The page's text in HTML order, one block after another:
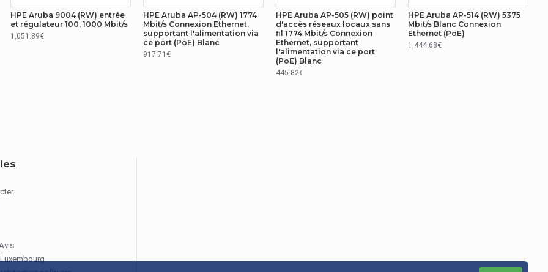
HPE Aruba 9004 (RW) entrée
et régulateur 100, 1000 Mbit/s
1,051.89€
HPE Aruba AP-504 (RW) 1774
Mbit/s Connexion Ethernet,
supportant l'alimentation via
ce port (PoE) Blanc
917.71€
HPE Aruba AP-505 (RW) point
d'accès réseaux locaux sans
fil 1774 Mbit/s Connexion
Ethernet, supportant
l'alimentation via ce port
(PoE) Blanc
445.82€
HPE Aruba AP-514 (RW) 5375
Mbit/s Blanc Connexion
Ethernet (PoE)
1,444.68€
Luxembourg